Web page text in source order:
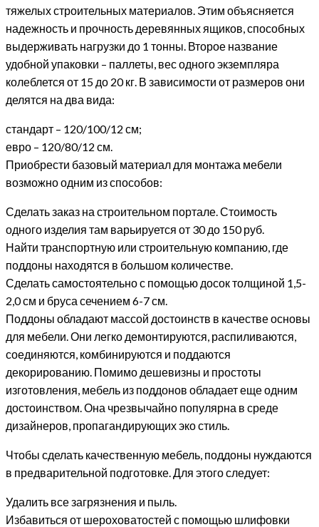
тяжелых строительных материалов. Этим объясняется
надежность и прочность деревянных ящиков, способных
выдерживать нагрузки до 1 тонны. Второе название
удобной упаковки – паллеты, вес одного экземпляра
колеблется от 15 до 20 кг. В зависимости от размеров они
делятся на два вида:
стандарт – 120/100/12 см;
евро – 120/80/12 см.
Приобрести базовый материал для монтажа мебели
возможно одним из способов:
Сделать заказ на строительном портале. Стоимость
одного изделия там варьируется от 30 до 150 руб.
Найти транспортную или строительную компанию, где
поддоны находятся в большом количестве.
Сделать самостоятельно с помощью досок толщиной 1,5-
2,0 см и бруса сечением 6-7 см.
Поддоны обладают массой достоинств в качестве основы
для мебели. Они легко демонтируются, распиливаются,
соединяются, комбинируются и поддаются
декорированию. Помимо дешевизны и простоты
изготовления, мебель из поддонов обладает еще одним
достоинством. Она чрезвычайно популярна в среде
дизайнеров, пропагандирующих эко стиль.
Чтобы сделать качественную мебель, поддоны нуждаются
в предварительной подготовке. Для этого следует:
Удалить все загрязнения и пыль.
Избавиться от шероховатостей с помощью шлифовки